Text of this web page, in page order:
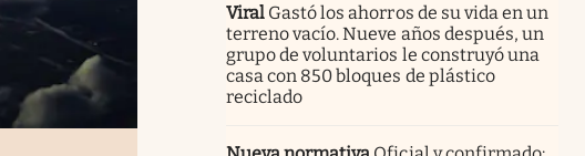
Viral Gastó los ahorros de su vida en un
terreno vacío. Nueve años después, un
grupo de voluntarios le construyó una
casa con 850 bloques de plástico
reciclado